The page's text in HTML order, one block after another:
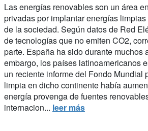
Las energías renovables son un área
privadas por implantar energías
de la sociedad. Según datos de Red
de tecnologías que no emiten CO2,
parte. España ha sido durante
embargo, los países latinoamericanos
un reciente informe del Fondo
limpia en dicho continente había
energía provenga de fuentes
internacion... leer más